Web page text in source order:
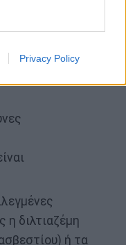
Privacy Policy
τη
διλτιαζέμη
ή τα